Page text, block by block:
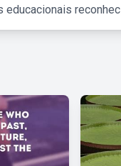
educacionais